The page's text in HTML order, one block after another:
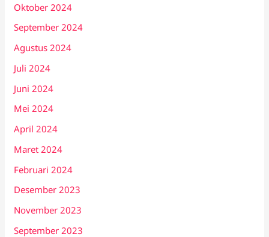
Oktober 2024
September 2024
Agustus 2024
Juli 2024
Juni 2024
Mei 2024
April 2024
Maret 2024
Februari 2024
Desember 2023
November 2023
September 2023